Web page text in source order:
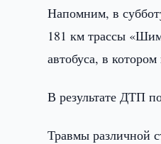
Напомним, в
181 км трассы
автобуса, в
В результате ДТП
Травмы различной